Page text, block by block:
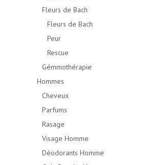
Fleurs de Bach
Fleurs de Bach
Peur
Rescue
Gémmothérapie
Hommes
Cheveux
Parfums
Rasage
Visage Homme
Déodorants Homme